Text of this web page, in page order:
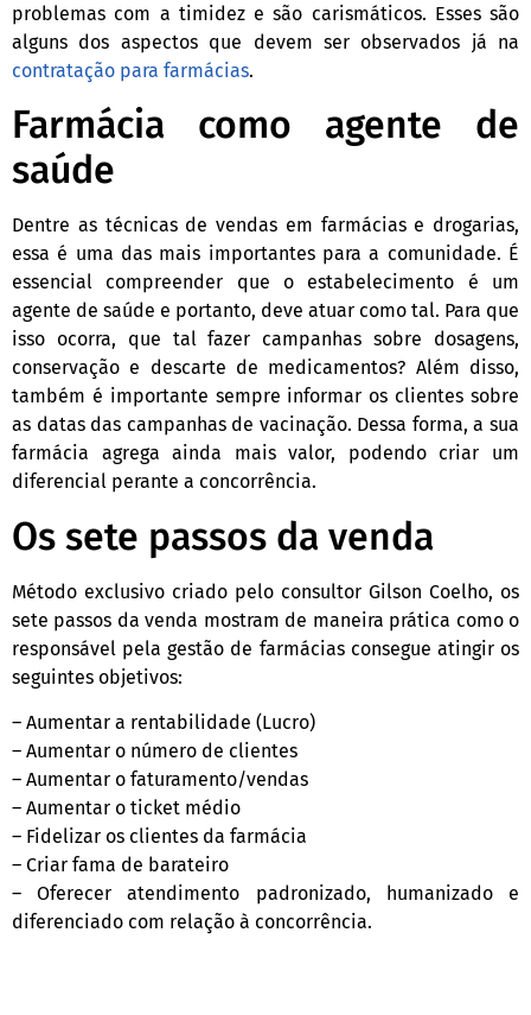
problemas com a timidez e são carismáticos. Esses são
alguns dos aspectos que devem ser observados já na
contratação para farmácias.
Farmácia como agente de
saúde
Dentre as técnicas de vendas em farmácias e drogarias,
essa é uma das mais importantes para a comunidade. É
essencial compreender que o estabelecimento é um
agente de saúde e portanto, deve atuar como tal. Para que
isso ocorra, que tal fazer campanhas sobre dosagens,
conservação e descarte de medicamentos? Além disso,
também é importante sempre informar os clientes sobre
as datas das campanhas de vacinação. Dessa forma, a sua
farmácia agrega ainda mais valor, podendo criar um
diferencial perante a concorrência.
Os sete passos da venda
Método exclusivo criado pelo consultor Gilson Coelho, os
sete passos da venda mostram de maneira prática como o
responsável pela gestão de farmácias consegue atingir os
seguintes objetivos:
– Aumentar a rentabilidade (Lucro)
– Aumentar o número de clientes
– Aumentar o faturamento/vendas
– Aumentar o ticket médio
– Fidelizar os clientes da farmácia
– Criar fama de barateiro
– Oferecer atendimento padronizado, humanizado e
diferenciado com relação à concorrência.